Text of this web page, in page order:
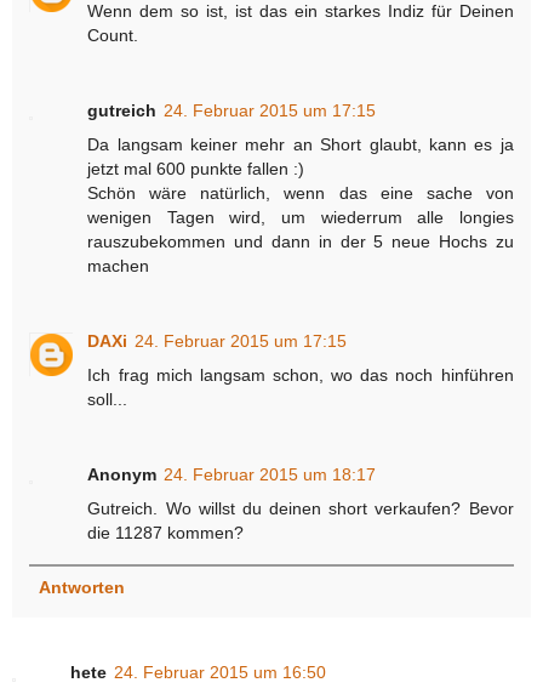
Wenn dem so ist, ist das ein starkes Indiz für Deinen
Count.
gutreich 24. Februar 2015 um 17:15
Da langsam keiner mehr an Short glaubt, kann es ja
jetzt mal 600 punkte fallen :)
Schön wäre natürlich, wenn das eine sache von
wenigen Tagen wird, um wiederrum alle longies
rauszubekommen und dann in der 5 neue Hochs zu
machen
DAXi 24. Februar 2015 um 17:15
Ich frag mich langsam schon, wo das noch hinführen
soll...
Anonym 24. Februar 2015 um 18:17
Gutreich. Wo willst du deinen short verkaufen? Bevor
die 11287 kommen?
Antworten
hete 24. Februar 2015 um 16:50